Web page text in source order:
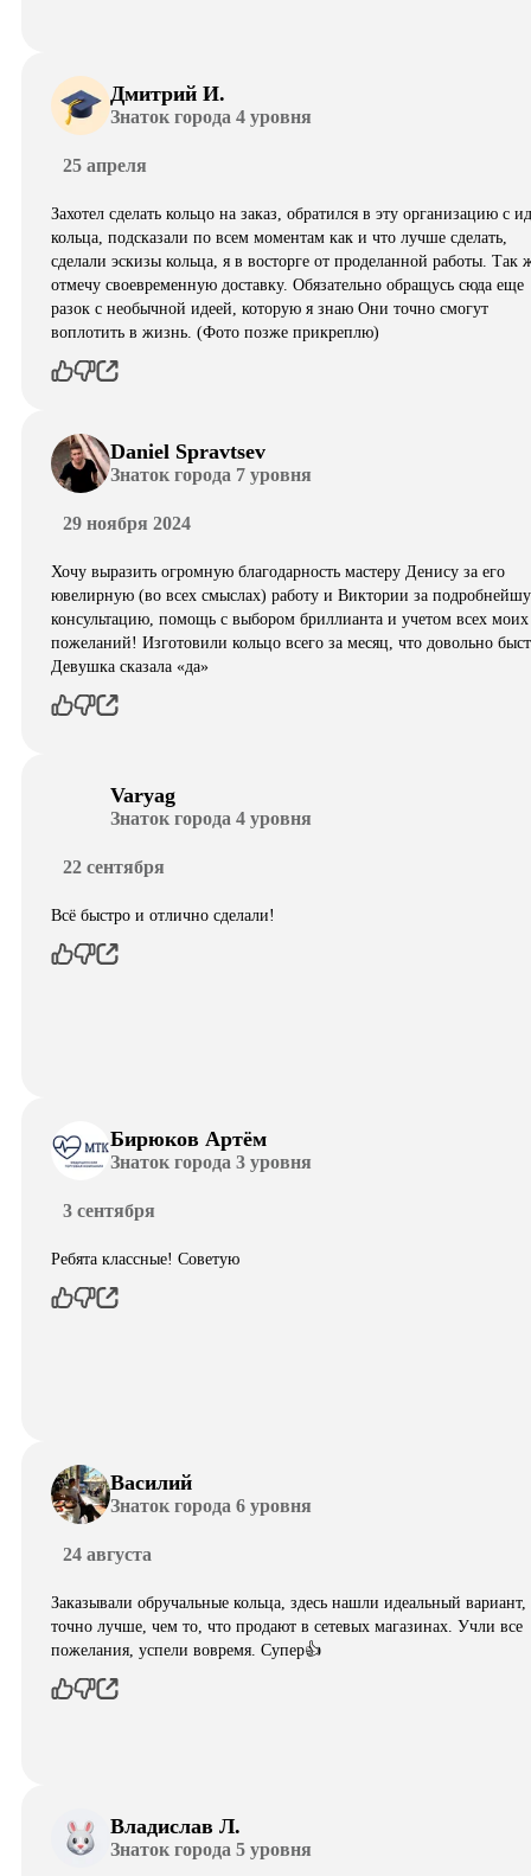
Дмитрий И.
Знаток города 4 уровня
25 апреля
Захотел сделать кольцо на заказ, обратился в эту организацию с
кольца, подсказали по всем моментам как и что лучше сделать,
сделали эскизы кольца, я в восторге от проделанной работы. Так
отмечу своевременную доставку. Обязательно обращусь сюда еще
разок с необычной идеей, которую я знаю Они точно смогут
воплотить в жизнь. (Фото позже прикреплю)
Daniel Spravtsev
Знаток города 7 уровня
29 ноября 2024
Хочу выразить огромную благодарность мастеру Денису за его
ювелирную (во всех смыслах) работу и Виктории за
консультацию, помощь с выбором бриллианта и учетом всех моих
пожеланий! Изготовили кольцо всего за месяц, что довольно
Девушка сказала «да»
Varyag
Знаток города 4 уровня
22 сентября
Всё быстро и отлично сделали!
Бирюков Артём
Знаток города 3 уровня
3 сентября
Ребята классные! Советую
Василий
Знаток города 6 уровня
24 августа
Заказывали обручальные кольца, здесь нашли идеальный вариант,
точно лучше, чем то, что продают в сетевых магазинах. Учли все
пожелания, успели вовремя. Супер👍
Владислав Л.
Знаток города 5 уровня